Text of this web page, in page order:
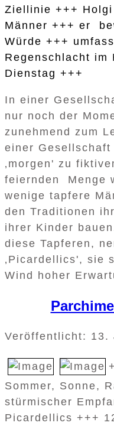
Ziellinie +++
Männer +++ er
Würde +++
Regenschlacht im
Dienstag +++
In einer
nur noch der
zunehmend zum
einer
‚morgen' zu
feiernden Menge
wenige tapfere
den Traditionen
ihrer Kinder
diese Tapferen,
‚Picardellics', sie
Wind hoher
Veröffentlicht: 13.
Sommer, Sonne,
stürmischer
Picardellics +++